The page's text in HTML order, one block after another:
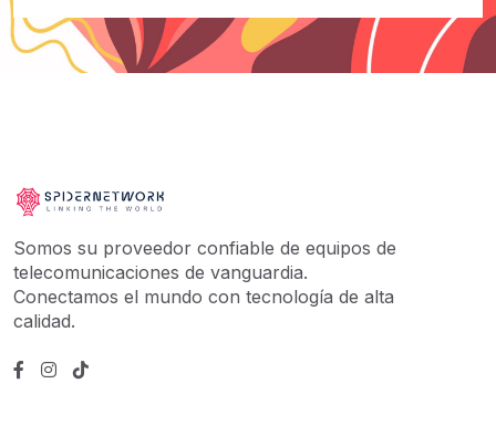
Somos su proveedor confiable de equipos de
telecomunicaciones de vanguardia.
Conectamos el mundo con tecnología de alta
calidad.